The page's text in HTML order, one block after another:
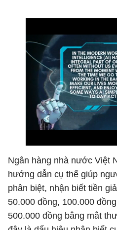
Ngân hàng nhà nước Việt
hướng dẫn cụ thể giúp
phân biệt, nhận biết tiền
50.000 đồng, 100.000
500.000 đồng bằng mắt